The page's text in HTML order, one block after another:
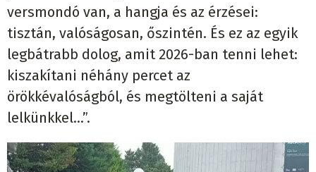
versmondó van, a hangja és az érzései:
tisztán, valóságosan, őszintén. És ez az egyik
legbátrabb dolog, amit 2026-ban tenni lehet:
kiszakítani néhány percet az
örökkévalóságból, és megtölteni a saját
lelkünkkel...”.